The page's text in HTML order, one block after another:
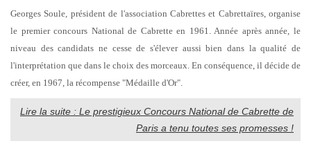
Georges Soule, président de l'association Cabrettes et Cabrettaïres, organise
le premier concours National de Cabrette en 1961. Année après année, le
niveau des candidats ne cesse de s'élever aussi bien dans la qualité de
l'interprétation que dans le choix des morceaux. En conséquence, il décide de
créer, en 1967, la récompense "Médaille d'Or".
Lire la suite : Le prestigieux Concours National de Cabrette de
Paris a tenu toutes ses promesses !